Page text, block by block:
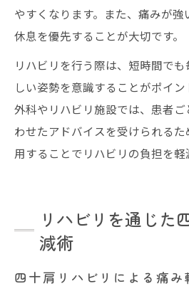
やすくなります。また、痛みが
休息を優先することが大切です。
リハビリを行う際は、短時間で
しい姿勢を意識することがポイ
外科やリハビリ施設では、患者
わせたアドバイスを受けられる
用することでリハビリの負担を軽
リハビリを通じた
減術
四十肩リハビリによる痛み